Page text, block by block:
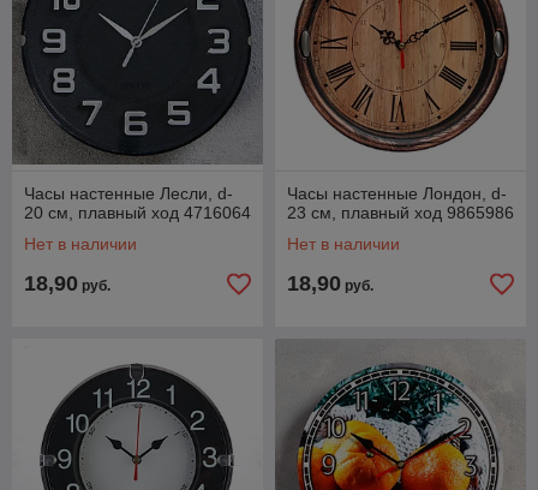
Часы настенные Лесли, d-
20 см, плавный ход 4716064
Нет в наличии
18,90 руб.
Часы настенные Лондон, d-
23 см, плавный ход 9865986
Нет в наличии
18,90 руб.